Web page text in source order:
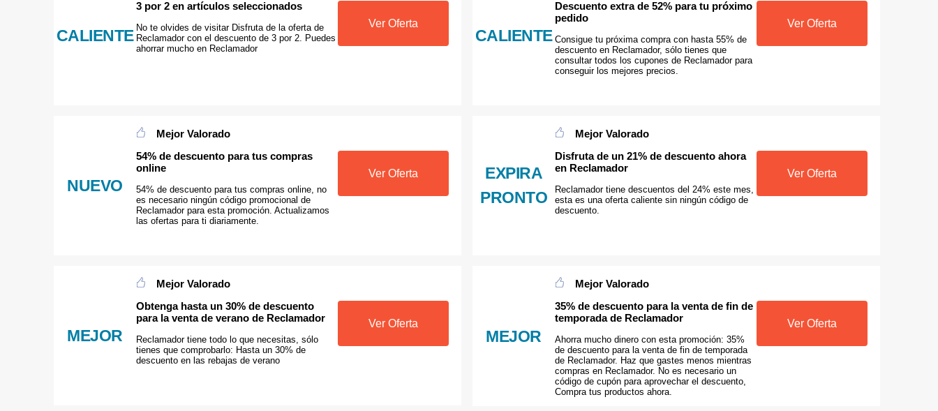
CALIENTE
3 por 2 en artículos seleccionados
No te olvides de visitar Disfruta de la oferta de
Reclamador con el descuento de 3 por 2. Puedes
ahorrar mucho en Reclamador
Ver Oferta
CALIENTE
Descuento extra de 52% para tu próximo
pedido
Consigue tu próxima compra con hasta 55% de
descuento en Reclamador, sólo tienes que
consultar todos los cupones de Reclamador para
conseguir los mejores precios.
Ver Oferta
NUEVO
Mejor Valorado
54% de descuento para tus compras
online
54% de descuento para tus compras online, no
es necesario ningún código promocional de
Reclamador para esta promoción. Actualizamos
las ofertas para ti diariamente.
Ver Oferta
EXPIRA
PRONTO
Mejor Valorado
Disfruta de un 21% de descuento ahora
en Reclamador
Reclamador tiene descuentos del 24% este mes,
esta es una oferta caliente sin ningún código de
descuento.
Ver Oferta
MEJOR
Mejor Valorado
Obtenga hasta un 30% de descuento
para la venta de verano de Reclamador
Reclamador tiene todo lo que necesitas, sólo
tienes que comprobarlo: Hasta un 30% de
descuento en las rebajas de verano
Ver Oferta
MEJOR
Mejor Valorado
35% de descuento para la venta de fin de
temporada de Reclamador
Ahorra mucho dinero con esta promoción: 35%
de descuento para la venta de fin de temporada
de Reclamador. Haz que gastes menos mientras
compras en Reclamador. No es necesario un
código de cupón para aprovechar el descuento,
Compra tus productos ahora.
Ver Oferta